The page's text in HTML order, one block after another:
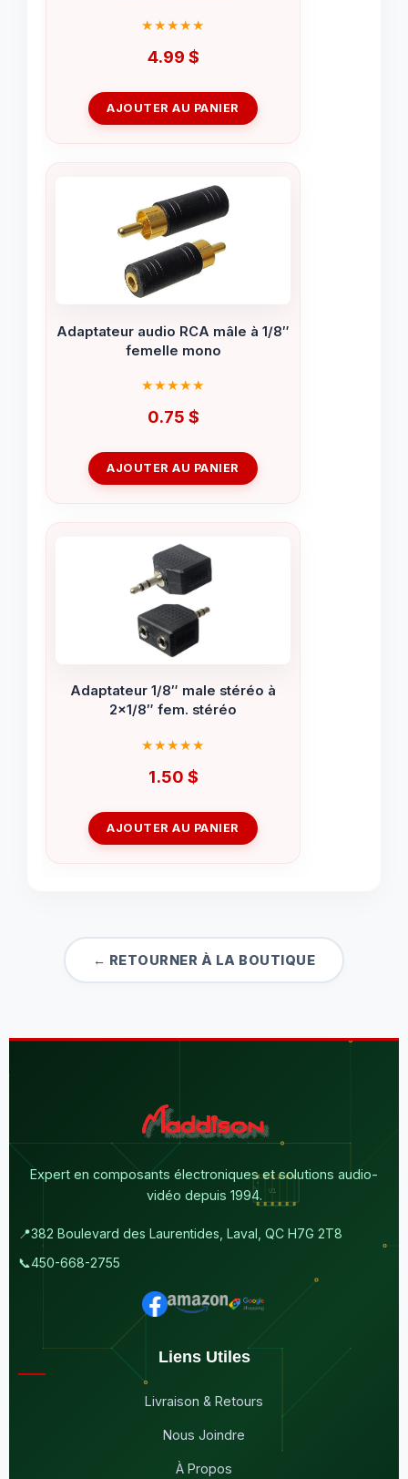
4.99 $
AJOUTER AU PANIER
Adaptateur audio RCA mâle à 1/8″
femelle mono
0.75 $
AJOUTER AU PANIER
Adaptateur 1/8″ male stéréo à
2×1/8″ fem. stéréo
1.50 $
AJOUTER AU PANIER
← RETOURNER À LA BOUTIQUE
Expert en composants électroniques et solutions audio-
vidéo depuis 1994.
📍382 Boulevard des Laurentides, Laval, QC H7G 2T8
📞450-668-2755
Liens Utiles
Livraison & Retours
Nous Joindre
À Propos